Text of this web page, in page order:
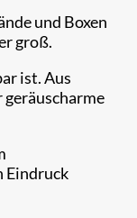
und Boxen
groß.
ist. Aus
geräuscharme
Eindruck